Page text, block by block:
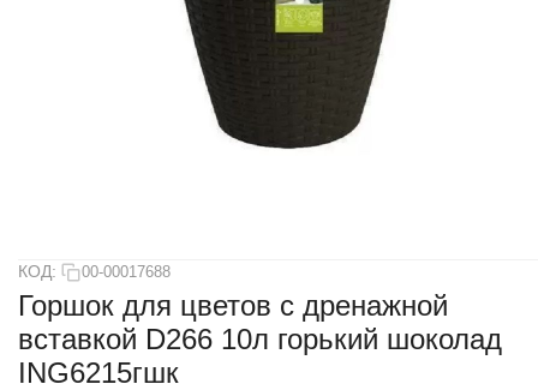
КОД: 00-00017688
Горшок для цветов с дренажной
вставкой D266 10л горький шоколад
ING6215гшк